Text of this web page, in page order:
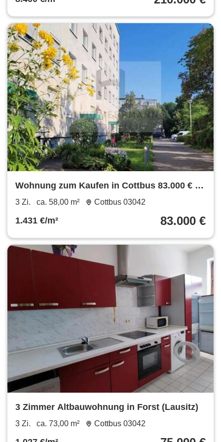
Wohnung zum Kaufen in Cottbus 83.000 € 58
m²
3 Zi. ca. 58,00 m² Cottbus 03042
1.431 €/m² 83.000 €
3 Zimmer Altbauwohnung in Forst (Lausitz)
3 Zi. ca. 73,00 m² Cottbus 03042